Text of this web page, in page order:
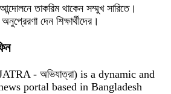
তাকরিম থাকেন সম্মুখ সারিতে।
দেন শিক্ষার্থীদের।
- অভিযাত্রা) is a dynamic and
portal based in Bangladesh